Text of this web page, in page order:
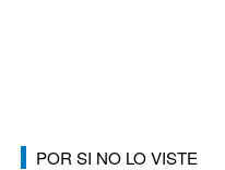
POR SI NO LO VISTE